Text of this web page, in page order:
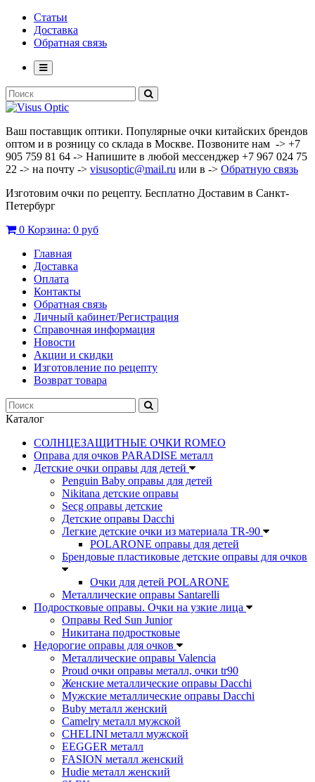
Статьи
Доставка
Обратная связь
Ваш поставщик оптики. Популярные очки китайских брендов
оптом и в розницу со склада в Москве. Позвоните нам -> +7
905 759 81 64 -> Напишите в любой мессенджер +7 967 024 75
22 -> на почту -> visusoptic@mail.ru или в -> Обратную связь
Изготовим очки по рецепту. Бесплатно Доставим в Санкт-
Петербург
0 Корзина: 0 руб
Главная
Доставка
Оплата
Контакты
Обратная связь
Личный кабинет/Регистрация
Справочная информация
Новости
Акции и скидки
Изготовление по рецепту
Возврат товара
Каталог
СОЛНЦЕЗАЩИТНЫЕ ОЧКИ ROMEO
Оправа для очков PARADISE металл
Детские очки оправы для детей
Penguin Baby оправы для детей
Nikitana детские оправы
Secg оправы детские
Детские оправы Dacchi
Легкие детские очки из материала TR-90
POLARONE оправы для детей
Брендовые пластиковые детские оправы для очков
Очки для детей POLARONE
Металлические оправы Santarelli
Подростковые оправы. Очки на узкие лица
Оправы Red Sun Junior
Никитана подростковые
Недорогие оправы для очков
Металлические оправы Valencia
Proud очки оправы металл, очки tr90
Женские металлические оправы Dacchi
Мужские металлические оправы Dacchi
Buby металл женский
Camelry металл мужской
CHELINI металл мужской
EEGGER металл
FASION металл женский
Hudie металл женский